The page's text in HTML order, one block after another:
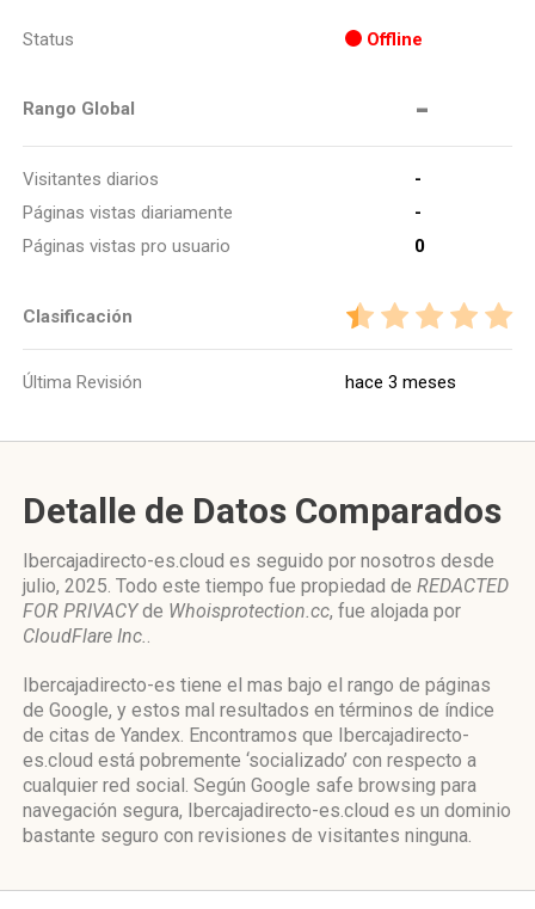
Status Offline
Rango Global -
Visitantes diarios
-
Páginas vistas diariamente
-
Páginas vistas pro usuario
0
Clasificación
Última Revisión hace 3 meses
Detalle de Datos Comparados
Ibercajadirecto-es.cloud es seguido por nosotros desde
julio, 2025. Todo este tiempo fue propiedad de REDACTED
FOR PRIVACYde Whoisprotection.cc, fue alojada por
CloudFlare Inc..
Ibercajadirecto-es tiene el mas bajo el rango de páginas
de Google, y estos mal resultados en términos de índice
de citas de Yandex. Encontramos que Ibercajadirecto-
es.cloud está pobremente ‘socializado’ con respecto a
cualquier red social. Según Google safe browsing para
navegación segura, Ibercajadirecto-es.cloud es un dominio
bastante seguro con revisiones de visitantes ninguna.